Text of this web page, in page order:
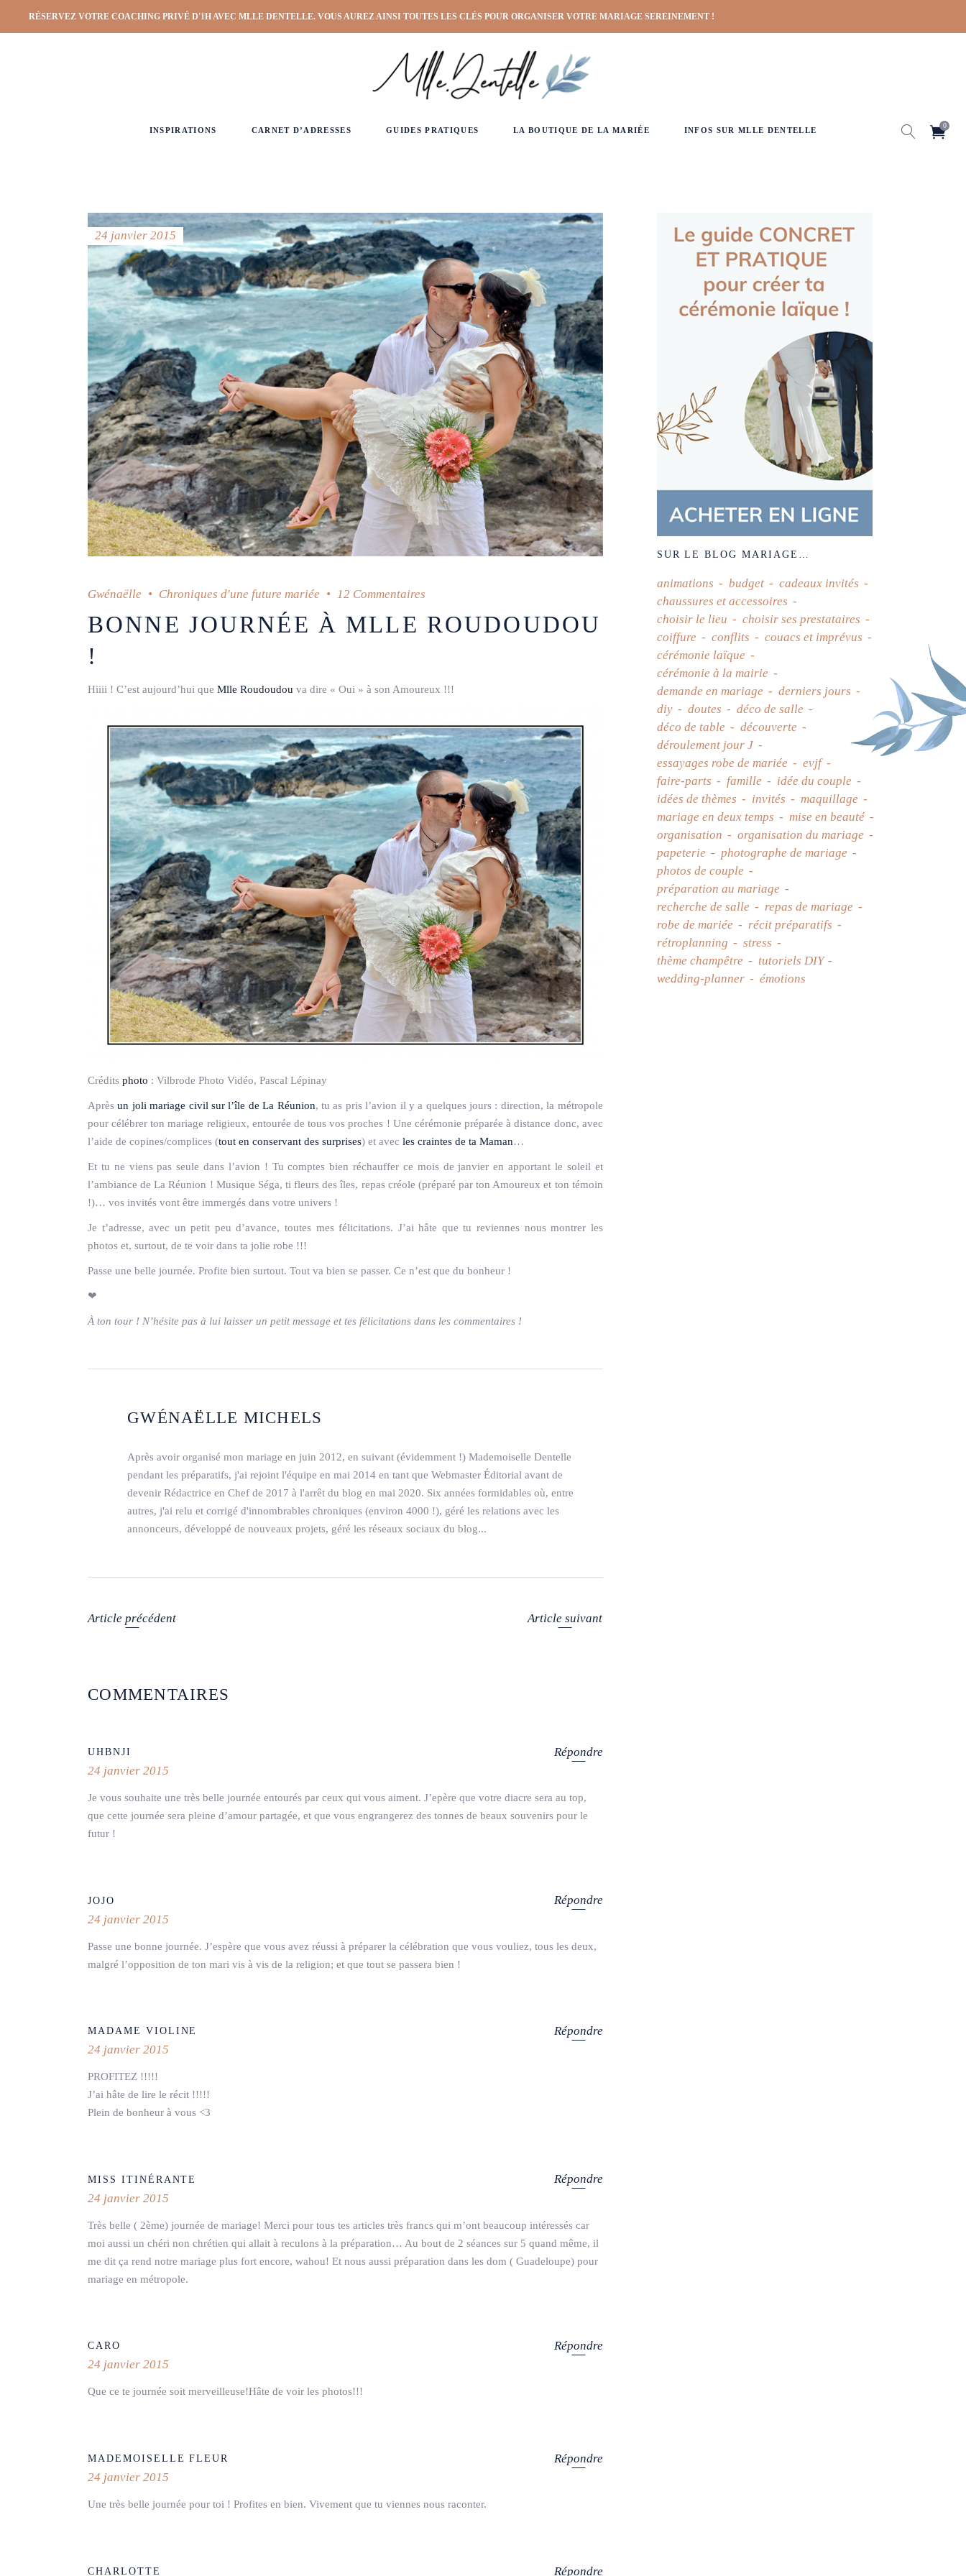
RÉSERVEZ VOTRE COACHING PRIVÉ D'1H AVEC MLLE DENTELLE. VOUS AUREZ AINSI TOUTES LES CLÉS POUR ORGANISER VOTRE MARIAGE SEREINEMENT !
INSPIRATIONS CARNET D’ADRESSES GUIDES PRATIQUES LA BOUTIQUE DE LA MARIÉE INFOS SUR MLLE DENTELLE
0
24 janvier 2015
Gwénaëlle Chroniques d'une future mariée 12 Commentaires
BONNE JOURNÉE À MLLE ROUDOUDOU
!
Hiiii ! C’est aujourd’hui que Mlle Roudoudou va dire « Oui » à son Amoureux !!!
Crédits photo : Vilbrode Photo Vidéo, Pascal Lépinay
Aprèsun joli mariage civil sur l’île de La Réunion, tu as pris l’avion il y a quelques jours : direction, la métropole
pour célébrer ton mariage religieux, entourée de tous vos proches ! Une cérémonie préparée à distance donc, avec
l’aide de copines/complices (tout en conservant des surprises) et avec les craintes de ta Maman…
Et tu ne viens pas seule dans l’avion ! Tu comptes bien réchauffer ce mois de janvier en apportant le soleil et
l’ambiance de La Réunion ! Musique Séga, ti fleurs des îles, repas créole (préparé par ton Amoureux et ton témoin
!)… vos invités vont être immergés dans votre univers !
Je t’adresse, avec un petit peu d’avance, toutes mes félicitations. J’ai hâte que tu reviennes nous montrer les
photos et, surtout, de te voir dans ta jolie robe !!!
Passe une belle journée. Profite bien surtout. Tout va bien se passer. Ce n’est que du bonheur !
❤
À ton tour ! N’hésite pas à lui laisser un petit message et tes félicitations dans les commentaires !
GWÉNAËLLE MICHELS
Après avoir organisé mon mariage en juin 2012, en suivant (évidemment !) Mademoiselle Dentelle
pendant les préparatifs, j'ai rejoint l'équipe en mai 2014 en tant que Webmaster Éditorial avant de
devenir Rédactrice en Chef de 2017 à l'arrêt du blog en mai 2020. Six années formidables où, entre
autres, j'ai relu et corrigé d'innombrables chroniques (environ 4000 !), géré les relations avec les
annonceurs, développé de nouveaux projets, géré les réseaux sociaux du blog...
Article précédent Article suivant
COMMENTAIRES
UHBNJI
Répondre
24 janvier 2015
Je vous souhaite une très belle journée entourés par ceux qui vous aiment. J’epère que votre diacre sera au top,
que cette journée sera pleine d’amour partagée, et que vous engrangerez des tonnes de beaux souvenirs pour le
futur !
JOJO
Répondre
24 janvier 2015
Passe une bonne journée. J’espère que vous avez réussi à préparer la célébration que vous vouliez, tous les deux,
malgré l’opposition de ton mari vis à vis de la religion; et que tout se passera bien !
MADAME VIOLINE
Répondre
24 janvier 2015
PROFITEZ !!!!!
J’ai hâte de lire le récit !!!!!
Plein de bonheur à vous <3
MISS ITINÉRANTE
Répondre
24 janvier 2015
Très belle ( 2ème) journée de mariage! Merci pour tous tes articles très francs qui m’ont beaucoup intéressés car
moi aussi un chéri non chrétien qui allait à reculons à la préparation… Au bout de 2 séances sur 5 quand même, il
me dit ça rend notre mariage plus fort encore, wahou! Et nous aussi préparation dans les dom ( Guadeloupe) pour
mariage en métropole.
CARO
Répondre
24 janvier 2015
Que ce te journée soit merveilleuse!Hâte de voir les photos!!!
MADEMOISELLE FLEUR
Répondre
24 janvier 2015
Une très belle journée pour toi ! Profites en bien. Vivement que tu viennes nous raconter.
CHARLOTTE Répondre
SUR LE BLOG MARIAGE…
animations budget
cadeaux invités
chaussures et accessoires
choisir le lieu
choisir ses prestataires
coiffure
conflits
couacs et imprévus
cérémonie laïque
cérémonie à la mairie
demande en mariage
derniers jours
diy
doutes
déco de salle
déco de table
découverte
déroulement jour J
essayages robe de mariée
evjf
faire-parts
famille
idée du couple
idées de thèmes
invités
maquillage
mariage en deux temps
mise en beauté
organisation
organisation du mariage
papeterie
photographe de mariage
photos de couple
préparation au mariage
recherche de salle
repas de mariage
robe de mariée
récit préparatifs
rétroplanning
stress
thème champêtre
tutoriels DIY
wedding-planner
émotions